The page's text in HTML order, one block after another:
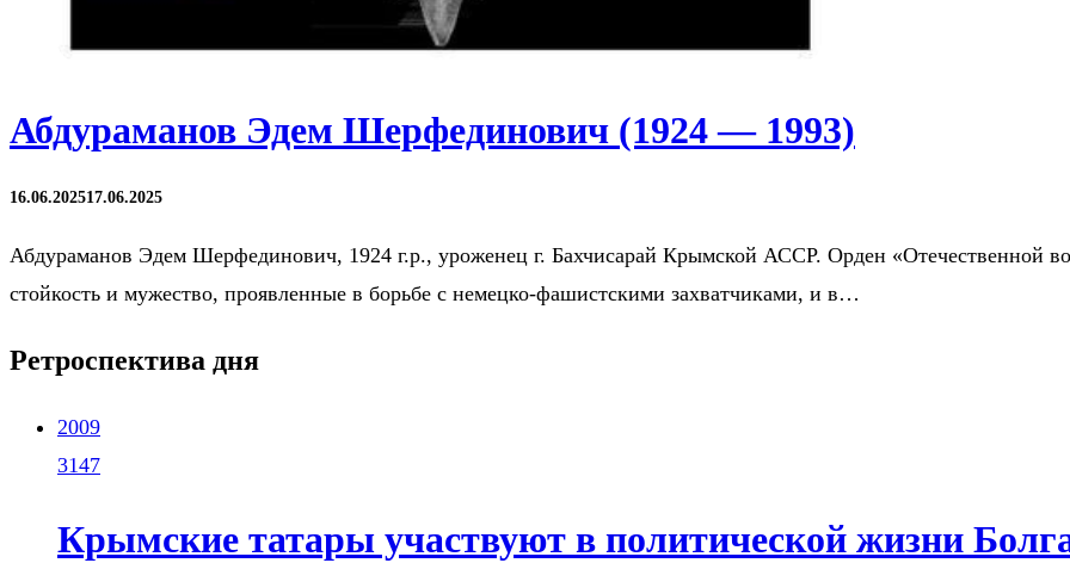
Абдураманов Эдем Шерфединович (1924 — 1993)
16.06.202517.06.2025
Абдураманов Эдем Шерфединович, 1924 г.р., уроженец г. Бахчисарай Крымской АССР. Орден «Отечественной
стойкость и мужество, проявленные в борьбе с немецко-фашистскими захватчиками, и в…
Ретроспектива дня
2009
3147
Крымские татары участвуют в политической жизни